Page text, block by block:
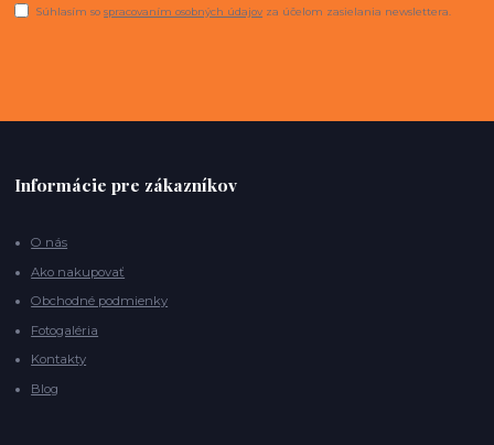
Súhlasím sospracovaním osobných údajov za účelom zasielania newslettera.
Informácie pre zákazníkov
O nás
Ako nakupovať
Obchodné podmienky
Fotogaléria
Kontakty
Blog